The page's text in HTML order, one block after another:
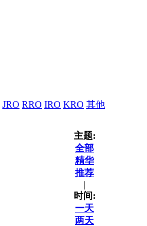
JRO RRO IRO KRO 其他
主题:
全部
精华
推荐
|
时间:
一天
两天